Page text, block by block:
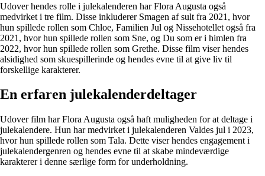
Udover hendes rolle i julekalenderen har Flora Augusta også
medvirket i tre film. Disse inkluderer Smagen af sult fra 2021, hvor
hun spillede rollen som Chloe, Familien Jul og Nissehotellet også fra
2021, hvor hun spillede rollen som Sne, og Du som er i himlen fra
2022, hvor hun spillede rollen som Grethe. Disse film viser hendes
alsidighed som skuespillerinde og hendes evne til at give liv til
forskellige karakterer.
En erfaren julekalenderdeltager
Udover film har Flora Augusta også haft muligheden for at deltage i
julekalendere. Hun har medvirket i julekalenderen Valdes jul i 2023,
hvor hun spillede rollen som Tala. Dette viser hendes engagement i
julekalendergenren og hendes evne til at skabe mindeværdige
karakterer i denne særlige form for underholdning.